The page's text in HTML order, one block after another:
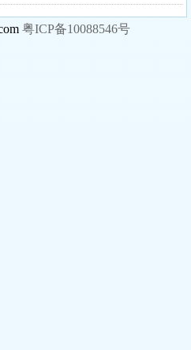
粤ICP备10088546号